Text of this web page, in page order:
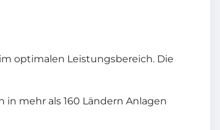
optimalen Leistungsbereich. Die
mehr als 160 Ländern Anlagen